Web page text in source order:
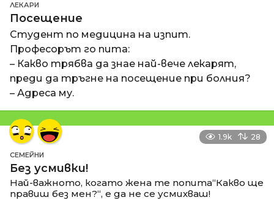
ЛЕКАРИ
Посещение
Студент по медицина на изпит.
Професорът го пита:
– Какво трябва да знае най-вече лекарят,
преди да тръгне на посещение при болния?
– Адреса му.
1.9k 28
СЕМЕЙНИ
Без усмивки!
Най-важното, когато жена те попита“Какво ще
правиш без мен?“, е да не се усмихваш!